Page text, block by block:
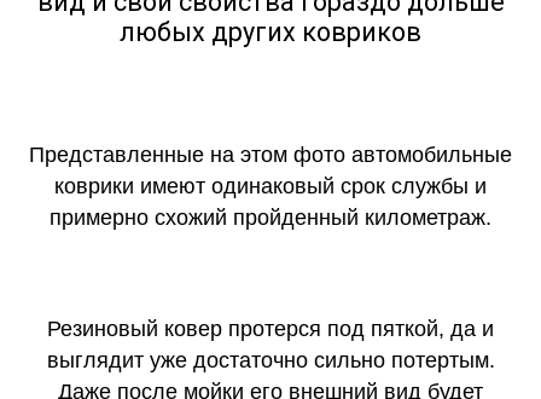
любых других ковриков
Представленные на этом фото автомобильные
коврики имеют одинаковый срок службы и
примерно схожий пройденный километраж.
Резиновый ковер протерся под пяткой, да и
выглядит уже достаточно сильно потертым.
Даже после мойки его внешний вид будет